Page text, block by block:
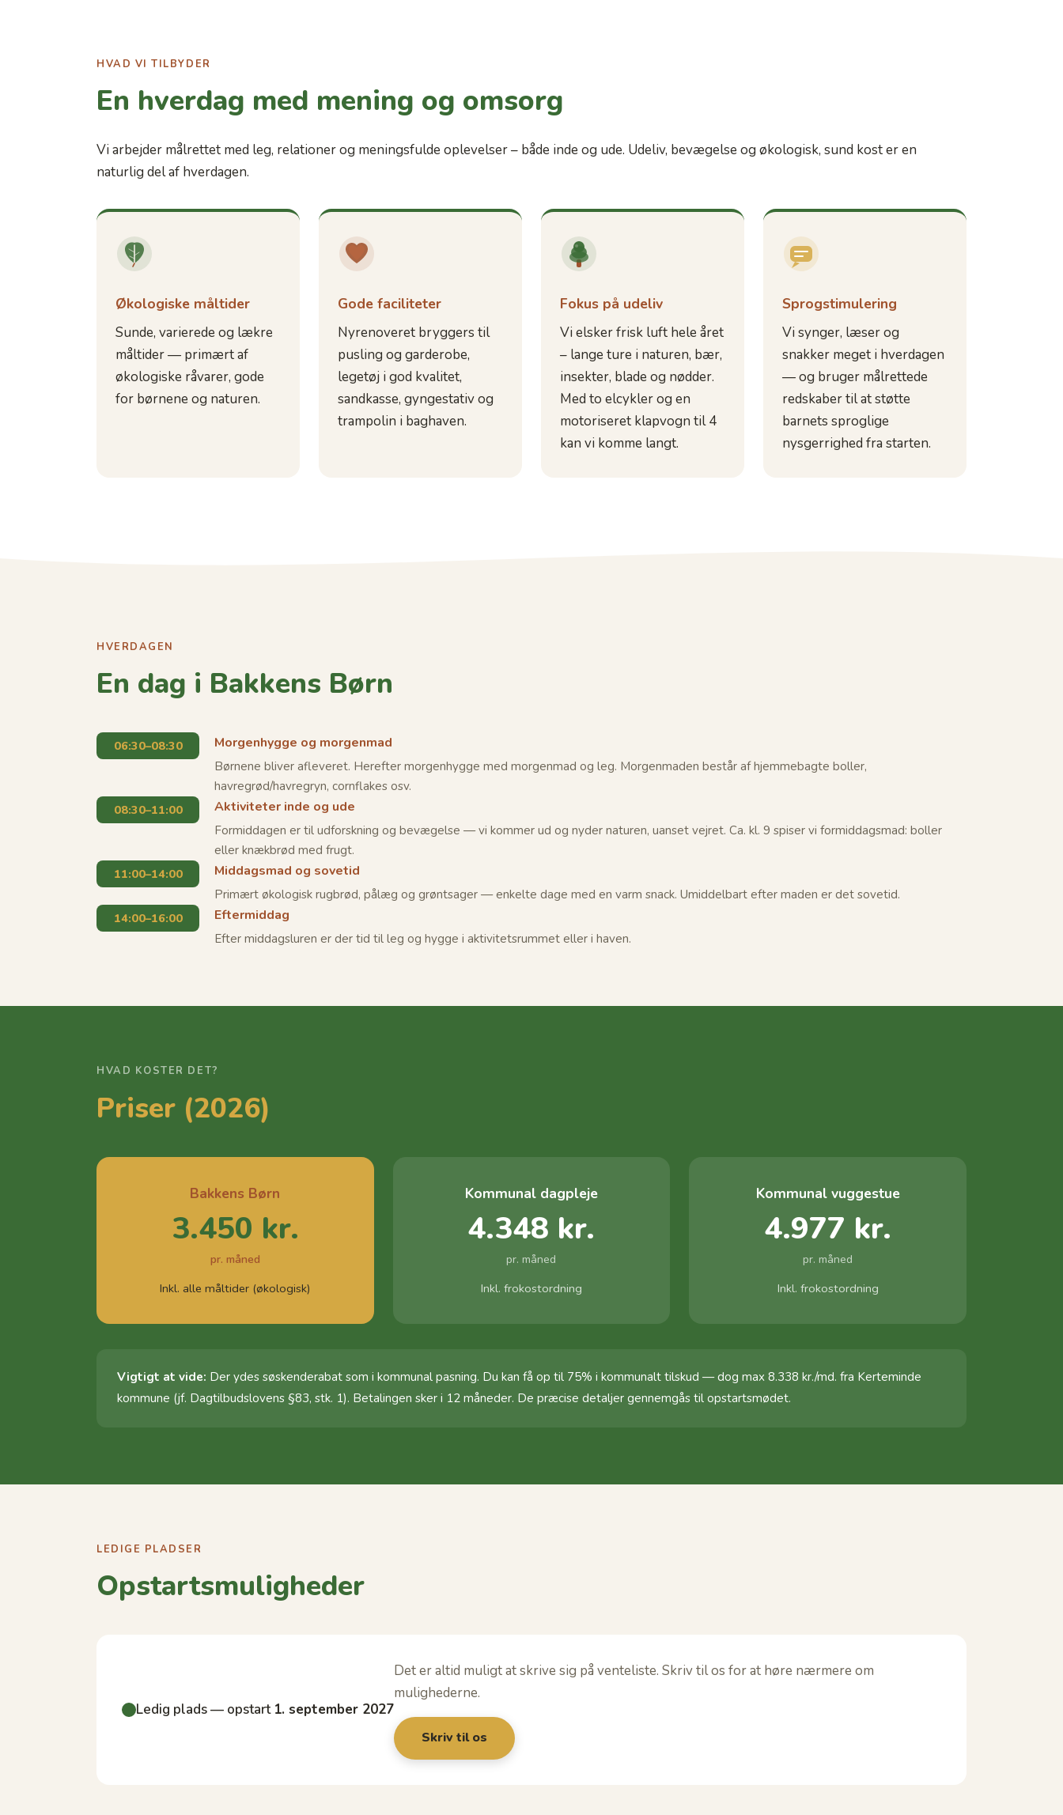
HVAD VI TILBYDER
En hverdag med mening og omsorg
Vi arbejder målrettet med leg, relationer og meningsfulde oplevelser – både inde og ude. Udeliv, bevægelse og økologisk, sund kost er en
naturlig del af hverdagen.
Økologiske måltider
Sunde, varierede og lækre
måltider — primært af
økologiske råvarer, gode
for børnene og naturen.
Gode faciliteter
Nyrenoveret bryggers til
pusling og garderobe,
legetøj i god kvalitet,
sandkasse, gyngestativ og
trampolin i baghaven.
Fokus på udeliv
Vi elsker frisk luft hele året
– lange ture i naturen, bær,
insekter, blade og nødder.
Med to elcykler og en
motoriseret klapvogn til 4
kan vi komme langt.
Sprogstimulering
Vi synger, læser og
snakker meget i hverdagen
— og bruger målrettede
redskaber til at støtte
barnets sproglige
nysgerrighed fra starten.
HVERDAGEN
En dag i Bakkens Børn
06:30–08:30 Morgenhygge og morgenmad
Børnene bliver afleveret. Herefter morgenhygge med morgenmad og leg. Morgenmaden består af hjemmebagte boller,
havregrød/havregryn, cornflakes osv.
08:30–11:00
Aktiviteter inde og ude
Formiddagen er til udforskning og bevægelse — vi kommer ud og nyder naturen, uanset vejret. Ca. kl. 9 spiser vi formiddagsmad: boller
eller knækbrød med frugt.
11:00–14:00
Middagsmad og sovetid
Primært økologisk rugbrød, pålæg og grøntsager — enkelte dage med en varm snack. Umiddelbart efter maden er det sovetid.
14:00–16:00
Eftermiddag
Efter middagsluren er der tid til leg og hygge i aktivitetsrummet eller i haven.
HVAD KOSTER DET?
Priser (2026)
Bakkens Børn
3.450 kr.
pr. måned
Inkl. alle måltider (økologisk)
Kommunal dagpleje
4.348 kr.
pr. måned
Inkl. frokostordning
Kommunal vuggestue
4.977 kr.
pr. måned
Inkl. frokostordning
Vigtigt at vide: Der ydes søskenderabat som i kommunal pasning. Du kan få op til 75% i kommunalt tilskud — dog max 8.338 kr./md. fra Kerteminde
kommune (jf. Dagtilbudslovens §83, stk. 1). Betalingen sker i 12 måneder. De præcise detaljer gennemgås til opstartsmødet.
LEDIGE PLADSER
Opstartsmuligheder
Ledig plads — opstart 1. september 2027
Det er altid muligt at skrive sig på venteliste. Skriv til os for at høre nærmere om
mulighederne.
Skriv til os